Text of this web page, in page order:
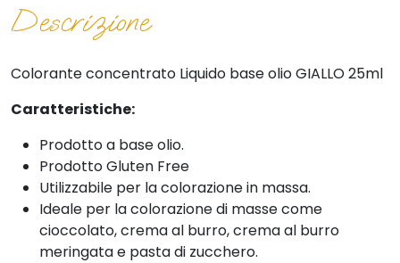
Descrizione
Colorante concentrato Liquido base olio GIALLO 25ml
Caratteristiche:
Prodotto a base olio.
Prodotto Gluten Free
Utilizzabile per la colorazione in massa.
Ideale per la colorazione di masse come
cioccolato, crema al burro, crema al burro
meringata e pasta di zucchero.